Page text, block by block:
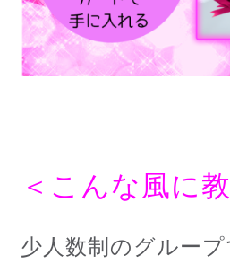
＜こんな風に
少人数制のグルー